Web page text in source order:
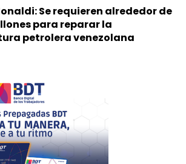
Se requieren alrededor de
para reparar la
petrolera venezolana